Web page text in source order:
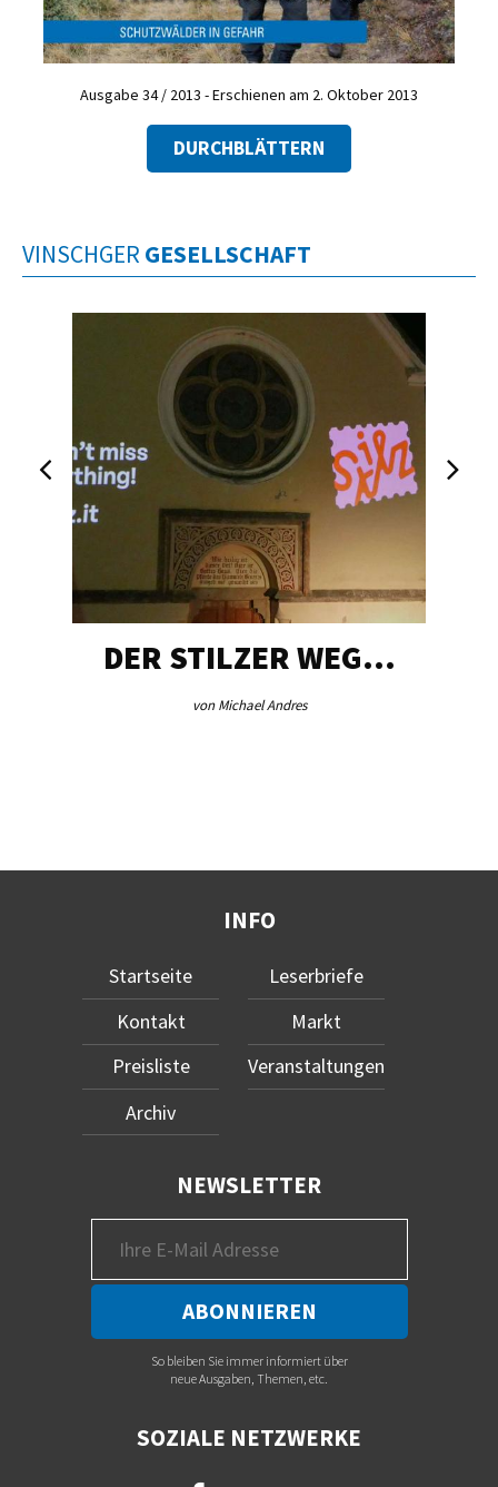
Ausgabe 34 / 2013 - Erschienen am 2. Oktober 2013
DURCHBLÄTTERN
VINSCHGER GESELLSCHAFT
DER STILZER WEG…
von Michael Andres
INFO
Startseite
Kontakt
Preisliste
Archiv
Leserbriefe
Markt
Veranstaltungen
NEWSLETTER
So bleiben Sie immer informiert über
neue Ausgaben, Themen, etc.
SOZIALE NETZWERKE